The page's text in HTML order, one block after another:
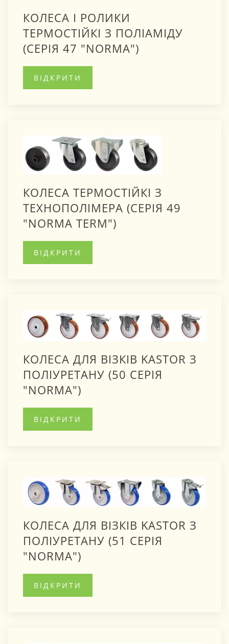
КОЛЕСА І РОЛИКИ
ТЕРМОСТІЙКІ З ПОЛІАМІДУ
(СЕРІЯ 47 "NORMA")
ВІДКРИТИ
КОЛЕСА ТЕРМОСТІЙКІ З
ТЕХНОПОЛІМЕРА (СЕРІЯ 49
"NORMA TERM")
ВІДКРИТИ
КОЛЕСА ДЛЯ ВІЗКІВ KASTOR З
ПОЛІУРЕТАНУ (50 СЕРІЯ
"NОRMA")
ВІДКРИТИ
КОЛЕСА ДЛЯ ВІЗКІВ KASTOR З
ПОЛІУРЕТАНУ (51 СЕРІЯ
"NОRMA")
ВІДКРИТИ